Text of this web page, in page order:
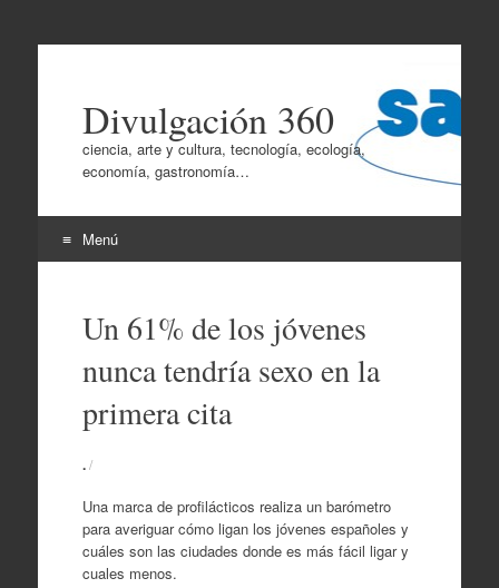
Divulgación 360
ciencia, arte y cultura, tecnología, ecología,
economía, gastronomía…
Menú
contenidoUn 61% de los jóvenes
nunca tendría sexo en la
primera cita
./
Una marca de profilácticos realiza un barómetro
para averiguar cómo ligan los jóvenes españoles y
cuáles son las ciudades donde es más fácil ligar y
cuales menos.